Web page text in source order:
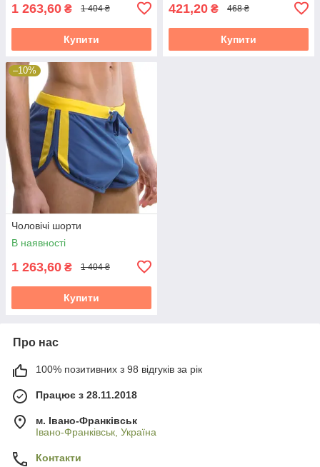
1 263,60 ₴ 1 404 ₴
Купити
421,20 ₴ 468 ₴
Купити
–10%
Чоловічі шорти
В наявності
1 263,60 ₴ 1 404 ₴
Купити
Про нас
100% позитивних з 98 відгуків за рік
Працює з 28.11.2018
м. Івано-Франківськ
Івано-Франківськ, Україна
Контакти